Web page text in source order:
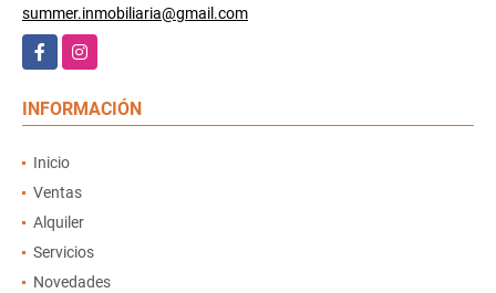
summer.inmobiliaria@gmail.com
FacebookInstagram
INFORMACIÓN
Inicio
Ventas
Alquiler
Servicios
Novedades